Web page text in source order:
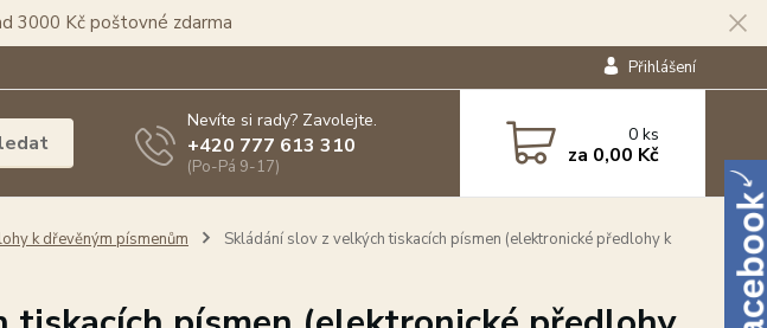
3000 Kč poštovné zdarma
Přihlášení
Nevíte si rady? Zavolejte.
+420 777 613 310
(Po-Pá 9-17)
0ks
za 0,00 Kč
k dřevěným písmenům
Skládání slov z velkých tiskacích písmen (elektronické předlohy k